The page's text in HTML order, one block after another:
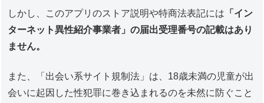
しかし、このアプリのストア説明や特商法表記には 「イン
ターネット異性紹介事業者」の届出受理番号の記載はあり
ません。
また、「出会い系サイト規制法」は、18歳未満の児童が出
会いに起因した性犯罪に巻き込まれるのを未然に防ぐこと